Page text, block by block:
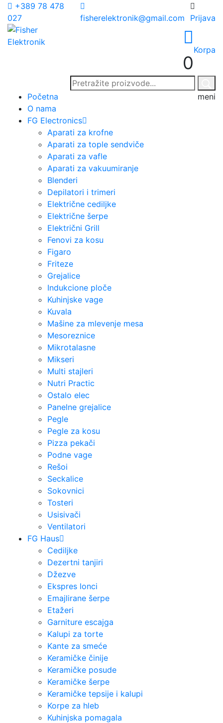
+389 78 478
027
fisherelektronik@gmail.com Prijava
0
Korpa
Početna
O nama
FG Electronics
Aparati za krofne
Aparati za tople sendviče
Aparati za vafle
Aparati za vakuumiranje
Blenderi
Depilatori i trimeri
Električne cediljke
Električne šerpe
Električni Grill
Fenovi za kosu
Figaro
Friteze
Grejalice
Indukcione ploče
Kuhinjske vage
Kuvala
Mašine za mlevenje mesa
Mesoreznice
Mikrotalasne
Mikseri
Multi stajleri
Nutri Practic
Ostalo elec
Panelne grejalice
Pegle
Pegle za kosu
Pizza pekači
Podne vage
Rešoi
Seckalice
Sokovnici
Tosteri
Usisivači
Ventilatori
FG Haus
Cediljke
Dezertni tanjiri
Džezve
Ekspres lonci
Emajlirane šerpe
Etažeri
Garniture escajga
Kalupi za torte
Kante za smeće
Keramičke činije
Keramičke posude
Keramičke šerpe
Keramičke tepsije i kalupi
Korpe za hleb
Kuhinjska pomagala
meni